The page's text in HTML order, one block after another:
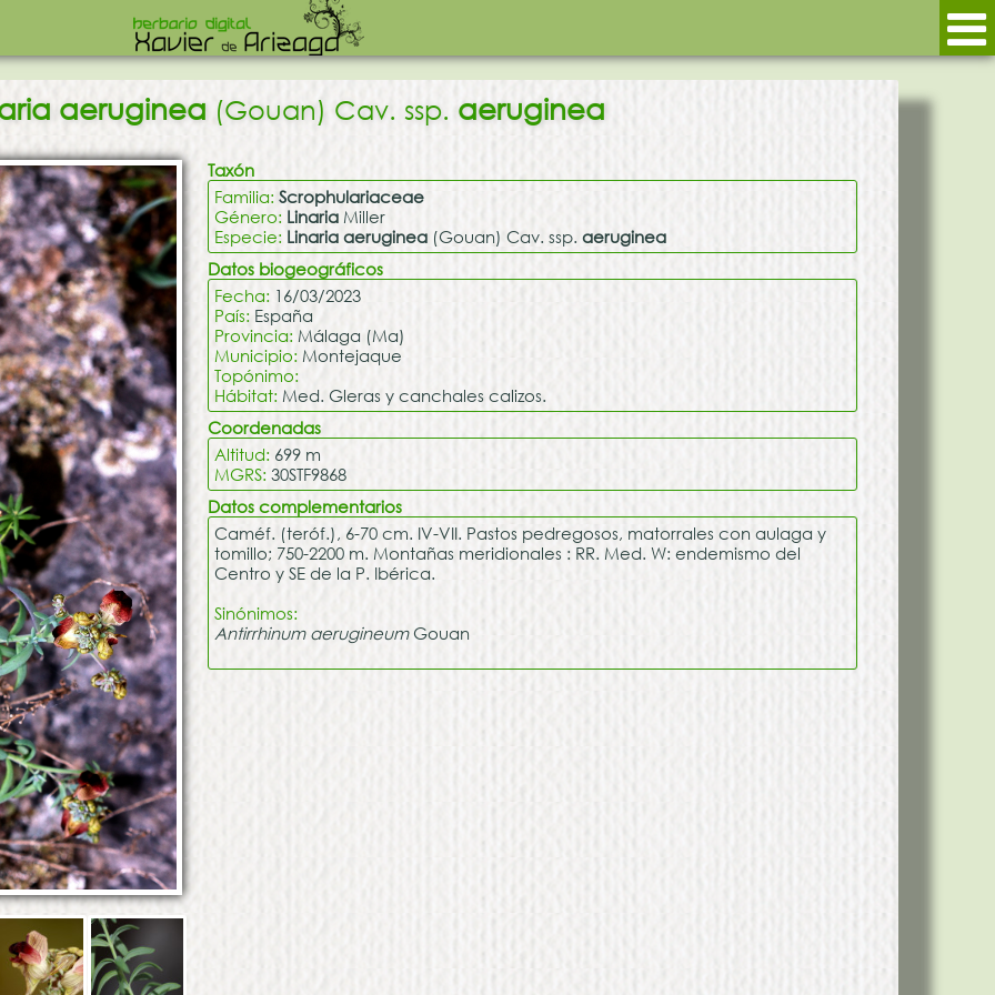
aeruginea (Gouan) Cav. ssp. aeruginea
Taxón
Familia: Scrophulariaceae
Género: Linaria Miller
Especie: Linaria aeruginea (Gouan) Cav. ssp. aeruginea
Datos biogeográficos
Fecha: 16/03/2023
País: España
Provincia: Málaga (Ma)
Municipio: Montejaque
Topónimo:
Hábitat: Med. Gleras y canchales calizos.
Coordenadas
Altitud: 699 m
MGRS: 30STF9868
Datos complementarios
Caméf. (teróf.), 6-70 cm. IV-VII. Pastos pedregosos, matorrales con aulaga y
tomillo; 750-2200 m. Montañas meridionales : RR. Med. W: endemismo del
Centro y SE de la P. Ibérica.
Sinónimos:
Antirrhinum aerugineumGouan